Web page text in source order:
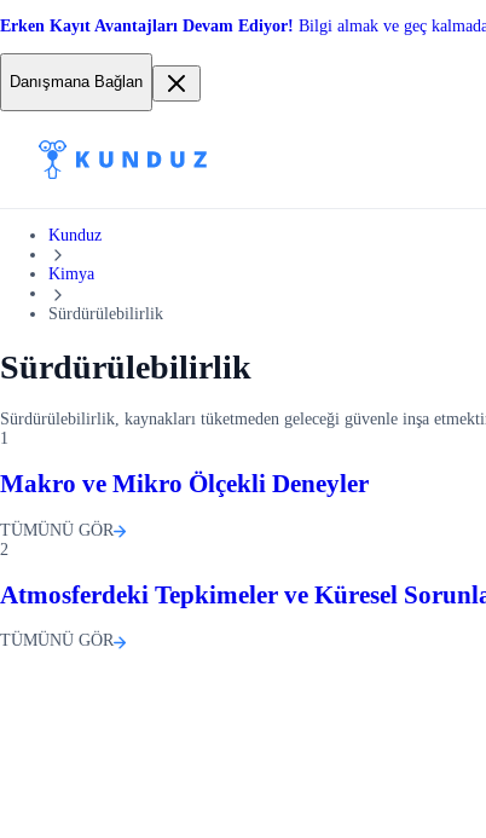
Erken Kayıt Avantajları Devam Ediyor! Bilgi almak ve geç
Danışmana Bağlan
Kunduz
Kimya
Sürdürülebilirlik
Sürdürülebilirlik
Sürdürülebilirlik, kaynakları tüketmeden geleceği güvenle inşa
1
Makro ve Mikro Ölçekli Deneyler
TÜMÜNÜ GÖR
2
Atmosferdeki Tepkimeler ve Küresel
TÜMÜNÜ GÖR